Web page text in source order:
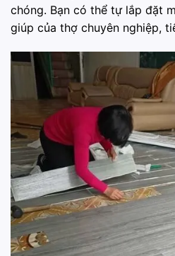
chóng. Bạn có thể tự lắp đặt
giúp của thợ chuyên nghiệp,